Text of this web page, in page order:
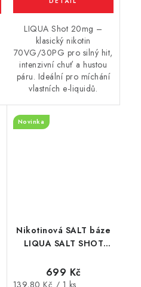
LIQUA Shot 20mg –
klasický nikotin
70VG/30PG pro silný hit,
intenzivní chuť a hustou
páru. Ideální pro míchání
vlastních e-liquidů.
Nikotinová SALT báze
LIQUA SALT SHOT
/ 5mg
Novinka
699 Kč
Měrná
139,80 Kč / 1 ks